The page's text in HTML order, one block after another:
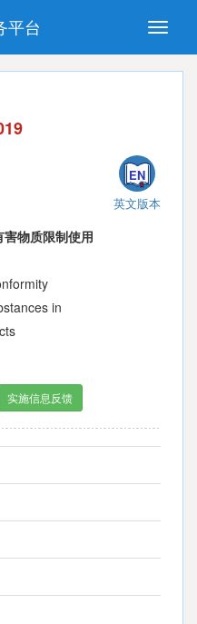
Toggle
平台
推荐性国家标准
(National standards in foreign
EN
英文版本
物质限制使用
in
实施信息反馈